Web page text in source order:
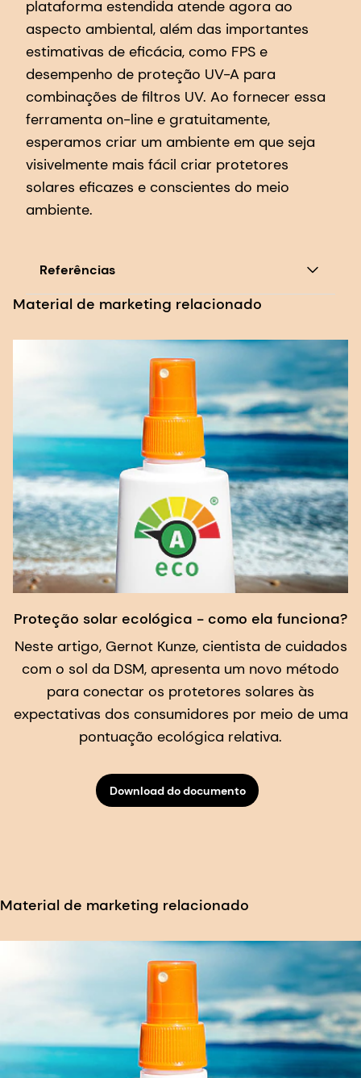
plataforma estendida atende agora ao
aspecto ambiental, além das importantes
estimativas de eficácia, como FPS e
desempenho de proteção UV-A para
combinações de filtros UV. Ao fornecer essa
ferramenta on-line e gratuitamente,
esperamos criar um ambiente em que seja
visivelmente mais fácil criar protetores
solares eficazes e conscientes do meio
ambiente.
Referências
Kunze, G. et al. A Novel, Benchmark-Centered,
Sunscreen Formulation Design, Front. Environ. Sci.
Material de marketing relacionado
Proteção solar ecológica - como ela funciona?
Neste artigo, Gernot Kunze, cientista de cuidados
com o sol da DSM, apresenta um novo método
para conectar os protetores solares às
expectativas dos consumidores por meio de uma
pontuação ecológica relativa.
Download do documento
Material de marketing relacionado